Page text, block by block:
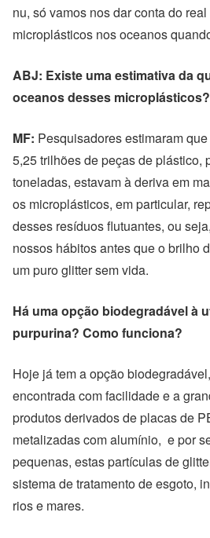
nu, só vamos nos dar conta do
microplásticos nos oceanos
ABJ: Existe uma estimativa da
oceanos desses microplásticos?
MF: Pesquisadores estimaram
5,25 trilhões de peças de plástico,
toneladas, estavam à deriva em
os microplásticos, em particular,
desses resíduos flutuantes, ou
nossos hábitos antes que o brilho
um puro glitter sem vida.
Há uma opção biodegradável à
purpurina? Como funciona?
Hoje já tem a opção
encontrada com facilidade e a
produtos derivados de placas de
metalizadas com alumínio, e por
pequenas, estas partículas de
sistema de tratamento de esgoto,
rios e mares.